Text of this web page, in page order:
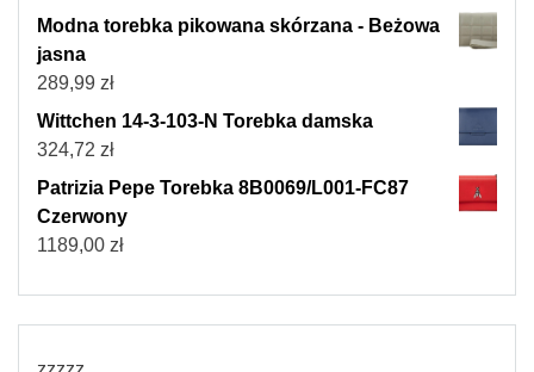
Modna torebka pikowana skórzana - Beżowa
jasna
289,99 zł
Wittchen 14-3-103-N Torebka damska
324,72 zł
Patrizia Pepe Torebka 8B0069/L001-FC87
Czerwony
1189,00 zł